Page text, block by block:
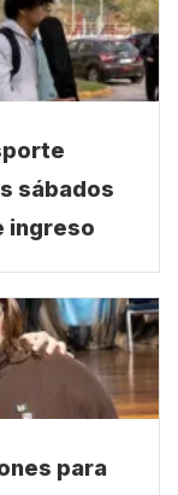
sábados
ingreso
para